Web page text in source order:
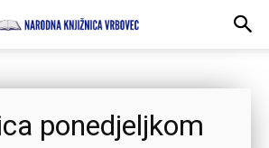
ponedjeljkom